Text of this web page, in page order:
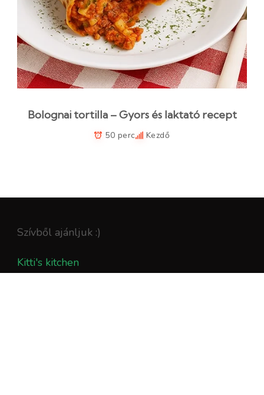
Bolognai tortilla – Gyors és laktató recept
50 perc Kezdő
Szívből ajánljuk :)
Kitti's kitchen